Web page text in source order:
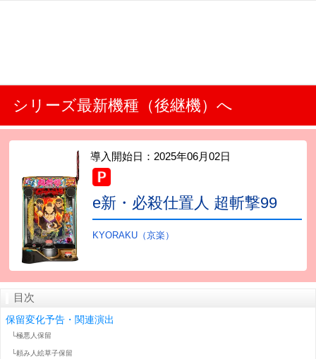
シリーズ最新機種（後継機）へ
導入開始日： 2025年06月02日
e新・必殺仕置人 超斬撃99
KYORAKU（京楽）
目次
保留変化予告・関連演出
└極悪人保留
└頼み人絵草子保留